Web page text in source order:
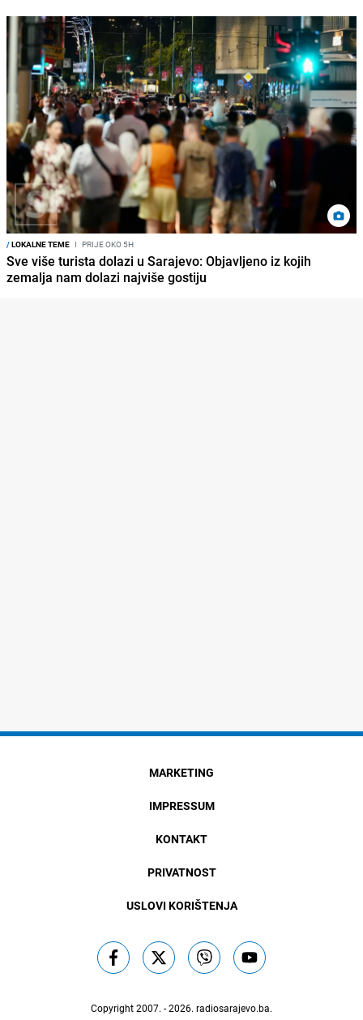
/LOKALNE TEME I PRIJE OKO 5H
Sve više turista dolazi u Sarajevo: Objavljeno iz kojih
zemalja nam dolazi najviše gostiju
MARKETING
IMPRESSUM
KONTAKT
PRIVATNOST
USLOVI KORIŠTENJA
Copyright 2007. - 2026. radiosarajevo.ba.